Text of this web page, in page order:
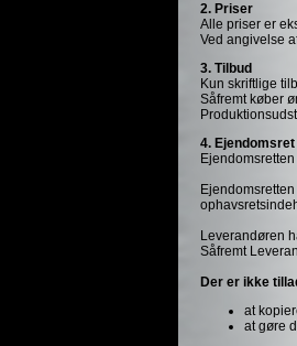
2. Priser
Alle priser er
Ved angivelse
3. Tilbud
Kun skriftlige
Såfremt køber
4. Ejendomsret
Leverandøren
Såfremt
Der er ikke
at
at gøre